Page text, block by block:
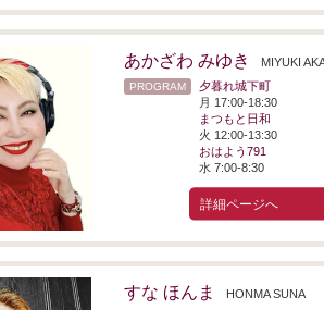
あかざわ みゆき MIYUKI
PROGRAM
夕暮れ城下町
月 17:00-18:30
まつもと日和
火 12:00-13:30
おはよう791
水 7:00-8:30
詳細ページへ
すな ほんま HONMA SUNA